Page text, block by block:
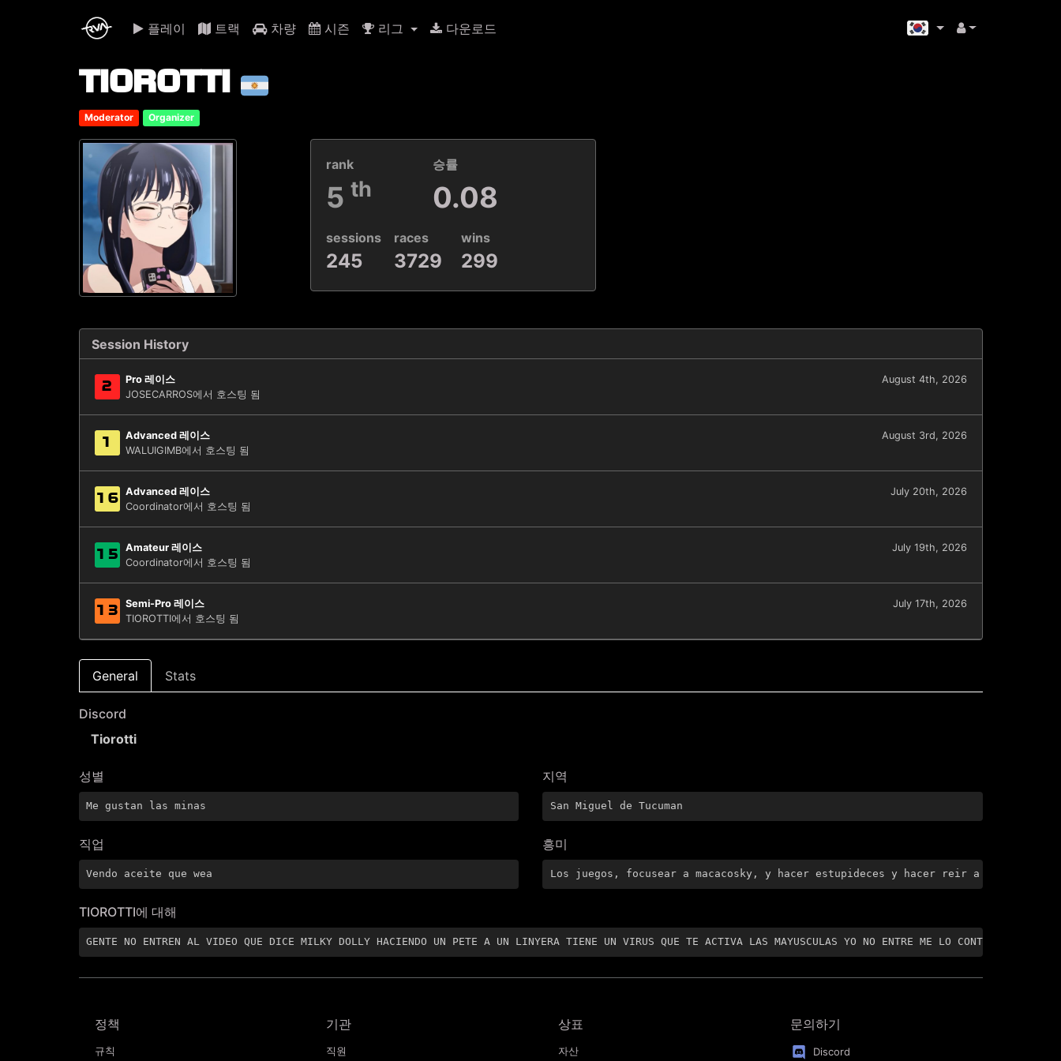
플레이 트랙 차량 시즌 리그 다운로드
TIOROTTI
Moderator Organizer
rank
5th
승률
0.08
sessions
245
races
3729
wins
299
Session History
2 Pro 레이스
August 4th, 2026
JOSECARROS에서 호스팅 됨
1 Advanced 레이스
August 3rd, 2026
WALUIGIMB에서 호스팅 됨
16 Advanced 레이스
July 20th, 2026
Coordinator에서 호스팅 됨
15 Amateur 레이스
July 19th, 2026
Coordinator에서 호스팅 됨
13 Semi-Pro 레이스
July 17th, 2026
TIOROTTI에서 호스팅 됨
General Stats
Discord
Tiorotti
성별
Me gustan las minas
지역
San Miguel de Tucuman
직업
Vendo aceite que wea
흥미
Los juegos, focusear a macacosky, y hacer estupideces y hacer reir a la gente y.
TIOROTTI에 대해
GENTE NO ENTREN AL VIDEO QUE DICE MILKY DOLLY HACIENDO UN PETE A UN LINYERA TIENE UN VIRUS QUE TE ACTIVA LAS MAYUSCULAS YO NO ENTRE ME LO CONTARON MIS
정책
규칙
기관
직원
상표
자산
문의하기
Discord